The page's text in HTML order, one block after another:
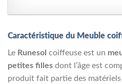
Caractéristique du Meuble
Le Runesol coiffeuse est un
petites filles dont l’âge est
produit fait partie des matériels